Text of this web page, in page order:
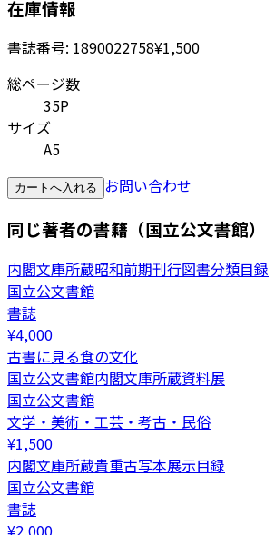
在庫情報
書誌番号: 1890022758¥1,500
総ページ数
35P
サイズ
A5
カートへ入れる お問い合わせ
同じ著者の書籍（国立公文書館）
内閣文庫所蔵昭和前期刊行図書分類目録
国立公文書館
書誌
¥4,000
古書に見る食の文化
国立公文書館内閣文庫所蔵資料展
国立公文書館
文学・美術・工芸・考古・民俗
¥1,500
内閣文庫所蔵貴重古写本展示目録
国立公文書館
書誌
¥2,000